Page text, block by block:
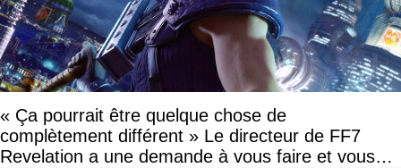
« Ça pourrait être quelque chose de
complètement différent » Le directeur de FF7
Revelation a une demande à vous faire et vous